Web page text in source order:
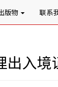
版物 联系
出入境